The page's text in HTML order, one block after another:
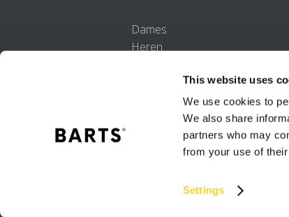
This website uses
We use cookies to
We also share
partners who may
from your use of
Settings
Dames
Heren